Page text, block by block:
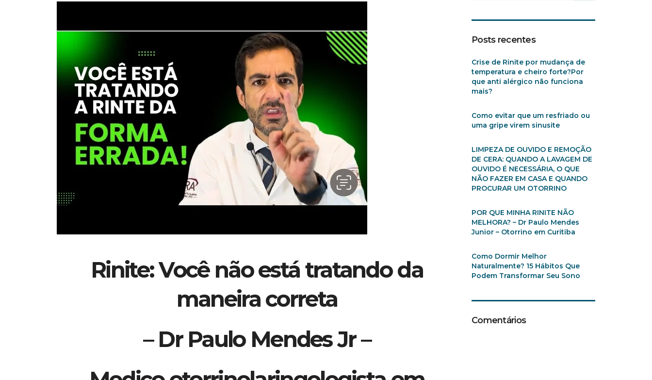
Rinite: Você não está tratando da
maneira correta
– Dr Paulo Mendes Jr –
Posts recentes
Crise de Rinite por mudança de
temperatura e cheiro forte?Por
que anti alérgico não funciona
mais?
Como evitar que um resfriado ou
uma gripe virem sinusite
LIMPEZA DE OUVIDO E REMOÇÃO
DE CERA: QUANDO A LAVAGEM DE
OUVIDO É NECESSÁRIA, O QUE
NÃO FAZER EM CASA E QUANDO
PROCURAR UM OTORRINO
POR QUE MINHA RINITE NÃO
MELHORA? – Dr Paulo Mendes
Junior – Otorrino em Curitiba
Como Dormir Melhor
Naturalmente? 15 Hábitos Que
Podem Transformar Seu Sono
Comentários